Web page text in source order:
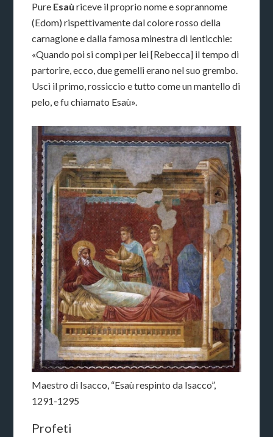
Pure Esaù riceve il proprio nome e soprannome
(Edom) rispettivamente dal colore rosso della
carnagione e dalla famosa minestra di lenticchie:
«Quando poi si compì per lei [Rebecca] il tempo di
partorire, ecco, due gemelli erano nel suo grembo.
Uscì il primo, rossiccio e tutto come un mantello di
pelo, e fu chiamato Esaù».
Maestro di Isacco, “Esaù respinto da Isacco”,
1291-1295
Profeti